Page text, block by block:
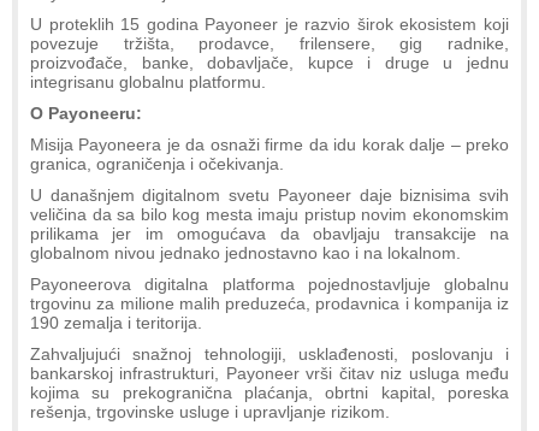
U proteklih 15 godina Payoneer je razvio širok ekosistem koji
povezuje tržišta, prodavce, frilensere, gig radnike,
proizvođače, banke, dobavljače, kupce i druge u jednu
integrisanu globalnu platformu.
O Payoneeru:
Misija Payoneera je da osnaži firme da idu korak dalje – preko
granica, ograničenja i očekivanja.
U današnjem digitalnom svetu Payoneer daje biznisima svih
veličina da sa bilo kog mesta imaju pristup novim ekonomskim
prilikama jer im omogućava da obavljaju transakcije na
globalnom nivou jednako jednostavno kao i na lokalnom.
Payoneerova digitalna platforma pojednostavljuje globalnu
trgovinu za milione malih preduzeća, prodavnica i kompanija iz
190 zemalja i teritorija.
Zahvaljujući snažnoj tehnologiji, usklađenosti, poslovanju i
bankarskoj infrastrukturi, Payoneer vrši čitav niz usluga među
kojima su prekogranična plaćanja, obrtni kapital, poreska
rešenja, trgovinske usluge i upravljanje rizikom.